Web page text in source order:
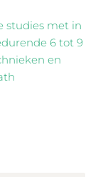
studies met in
6 tot 9
en